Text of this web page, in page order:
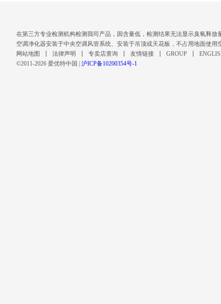
在第三方专业检测机构检测我司产品，因含量低，检测结果无法显示臭氧释放
空调净化器安装于中央空调风管系统、安装于吊顶或天花板，不占用地面使用
网站地图
法律声明 专卖店查询 友情链接 GROUP
©2011-2026 爱优特中国 | 沪ICP备10200354号-1